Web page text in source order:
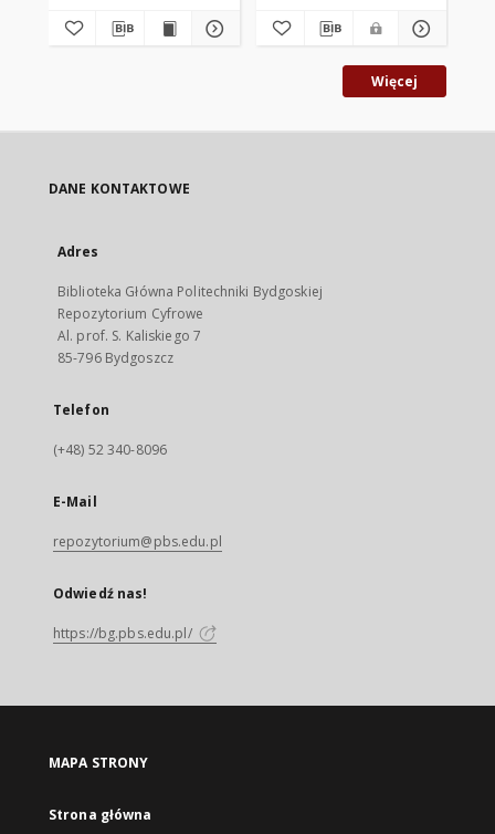
Więcej
DANE KONTAKTOWE
Adres
Biblioteka Główna Politechniki Bydgoskiej
Repozytorium Cyfrowe
Al. prof. S. Kaliskiego 7
85-796 Bydgoszcz
Telefon
(+48) 52 340-8096
E-Mail
repozytorium@pbs.edu.pl
Odwiedź nas!
https://bg.pbs.edu.pl/
MAPA STRONY
Strona główna